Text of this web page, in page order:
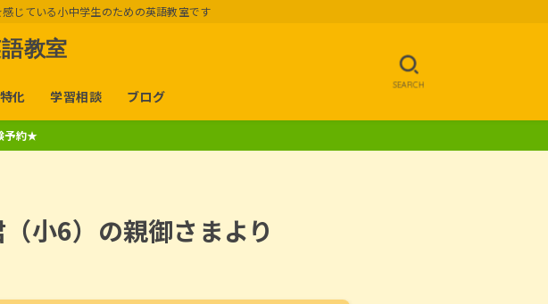
じている小中学生のための英語教室です
教室
化 学習相談 ブログ
SEARCH
予約★
小6）の親御さまより